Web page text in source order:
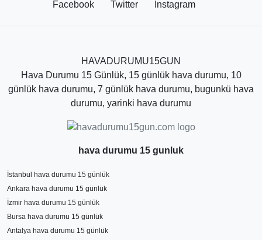
aylık hava durumu gibi farklı zaman aralıklarında hava
sürelerinden en isabetli sonuçları haftalık yani 7 günlük
olduğunu belirtmek daha doğru olur. Diğer uzun süreli
hava tahminleri sık sık değişerek yaklaşan günlerde
kesinleşmektedir.
Malatya Hava Durumu 7 Günlük
günlük yaşamlarını planlamalarına yardımcı olan
önemli bir faktördür. Malatya'da 7 günlük hava durumu
tahminleri, seyahat ettiğiniz tarihten itibaren sonraki 7
gün boyunca beklenen hava koşullarını size bildirir. Bu
tahminler, sıcaklık, nem, rüzgar hızı ve yağış miktarı gibi
Facebook Twitter İnstagram
HAVADURUMU15GUN
Hava Durumu 15 Günlük, 15 günlük hava durumu, 10
günlük hava durumu, 7 günlük hava durumu, bugunkü hava
durumu, yarinki hava durumu
hava durumu 15 gunluk
İstanbul hava durumu 15 günlük
Ankara hava durumu 15 günlük
İzmir hava durumu 15 günlük
Bursa hava durumu 15 günlük
Antalya hava durumu 15 günlük